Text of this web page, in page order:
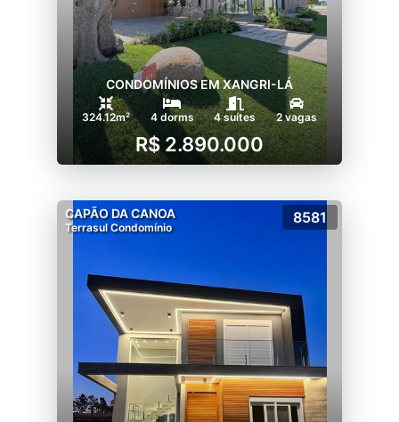
CONDOMÍNIOS EM XANGRI-LÁ
324.12m² 4 dorms 4 suítes 2 vagas
R$ 2.890.000
CAPÃO DA CANOA
Terrasul Condomínio
8581